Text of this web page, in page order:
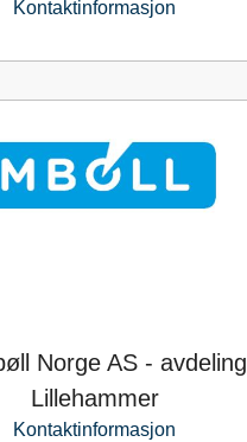
Kontaktinformasjon
Norge AS - avdeling
Lillehammer
Kontaktinformasjon